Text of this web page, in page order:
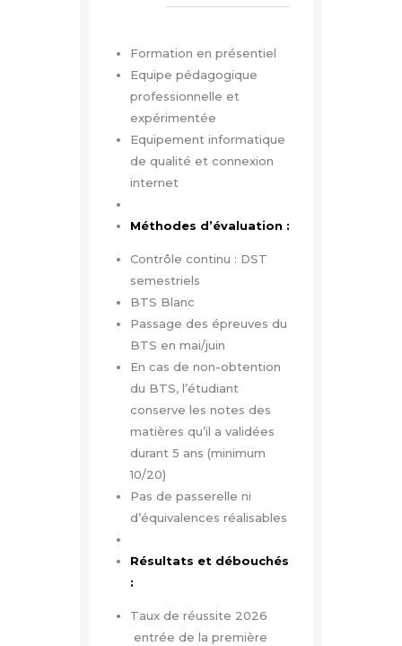
Formation en présentiel
Equipe pédagogique
professionnelle et
expérimentée
Equipement informatique
de qualité et connexion
internet
Méthodes d’évaluation :
Contrôle continu : DST
semestriels
BTS Blanc
Passage des épreuves du
BTS en mai/juin
En cas de non-obtention
du BTS, l’étudiant
conserve les notes des
matières qu’il a validées
durant 5 ans (minimum
10/20)
Pas de passerelle ni
d’équivalences réalisables
Résultats et débouchés
:
Taux de réussite 2026
entrée de la première